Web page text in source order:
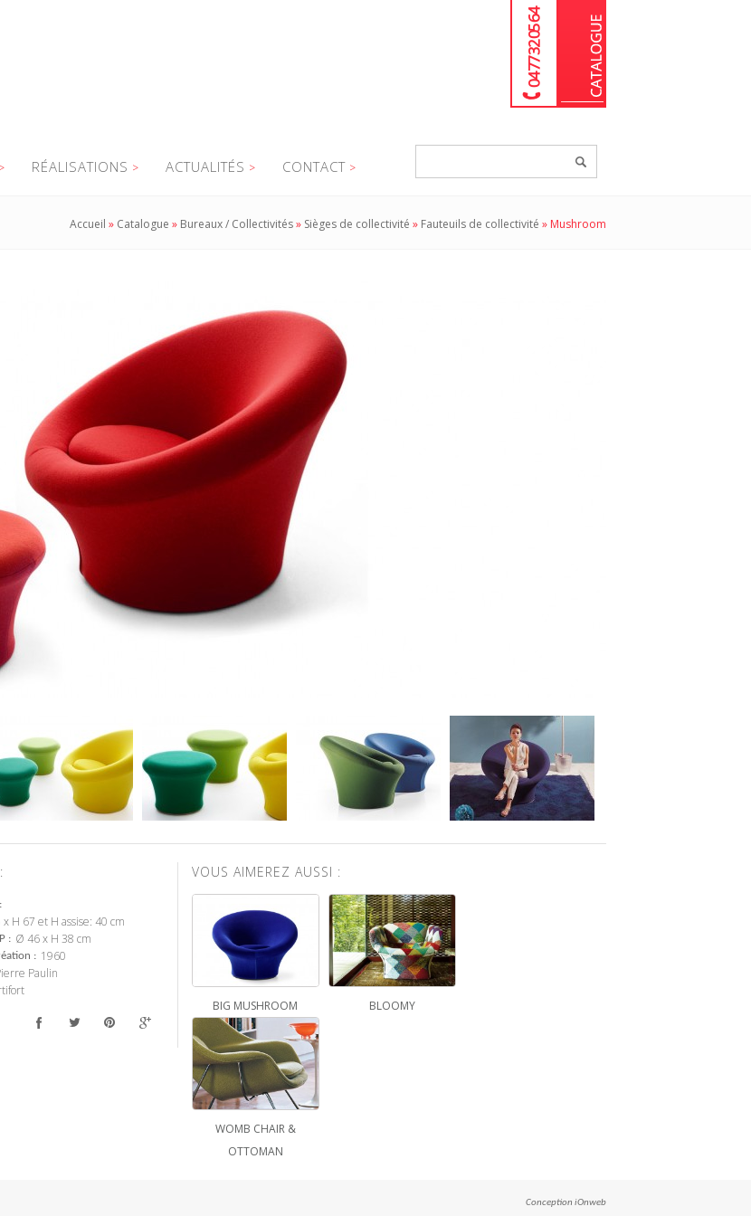
04 77 32 05 64
RÉALISATIONS ACTUALITÉS CONTACT
Accueil » Catalogue » Bureaux / Collectivités» Sièges de collectivité » Fauteuils de collectivité » Mushroom
x H 67 et H assise: 40 cm
Ø 46 x H 38 cm
1960
Paulin
VOUS AIMEREZ AUSSI :
BIG MUSHROOM BLOOMY
WOMB CHAIR &
OTTOMAN
Conception iOnweb